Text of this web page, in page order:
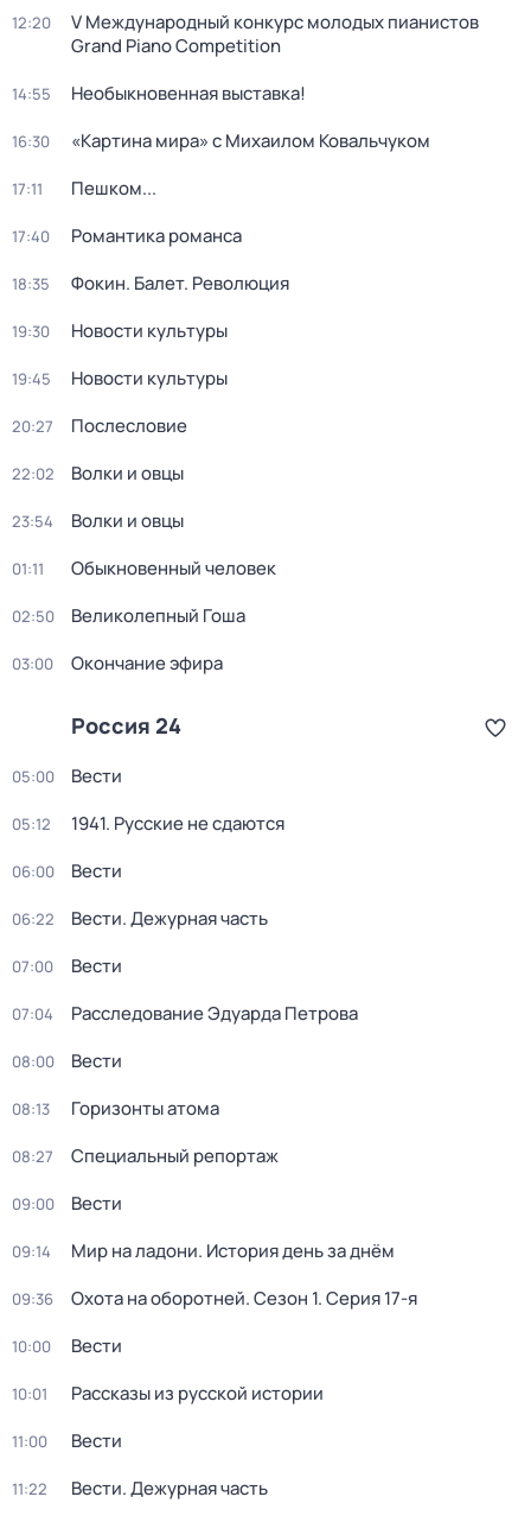
12:20
V Международный конкурс молодых пианистов
Grand Piano Competition
14:55 Необыкновенная выставка!
16:30 «Картина мира» с Михаилом Ковальчуком
17:11 Пешком...
17:40 Романтика романса
18:35 Фокин. Балет. Революция
19:30 Новости культуры
19:45 Новости культуры
20:27 Послесловие
22:02 Волки и овцы
23:54 Волки и овцы
01:11 Обыкновенный человек
02:50 Великолепный Гоша
03:00 Окончание эфира
Россия 24
05:00 Вести
05:12 1941. Русские не сдаются
06:00 Вести
06:22 Вести. Дежурная часть
07:00 Вести
07:04 Расследование Эдуарда Петрова
08:00 Вести
08:13 Горизонты атома
08:27 Специальный репортаж
09:00 Вести
09:14 Мир на ладони. История день за днём
09:36 Охота на оборотней. Сезон 1. Серия 17-я
10:00 Вести
10:01 Рассказы из русской истории
11:00 Вести
11:22 Вести. Дежурная часть